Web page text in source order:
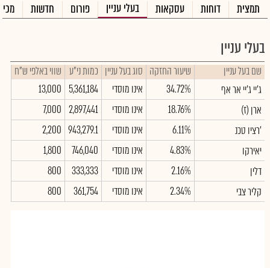
תמצית דוחות עסקאות בעלי עניין פורום חדשות
בעלי עניין
שם בעל עניין שיעור החזקה סוג בעל עניין כמות ני"ע שווי באלפי ש"ח
ג'יי ג'יי אר אף
34.72% אינו מוסדי 5,361,184
13,000
ארן (ז)
18.76% אינו מוסדי 2,897,441
7,000
רציו טכנ'
6.11% אינו מוסדי 943,279.1
2,200
יאירקו
4.83% אינו מוסדי 746,040
1,800
דלין
2.16% אינו מוסדי 333,333
800
קליר צבי
2.34% אינו מוסדי 361,754
800